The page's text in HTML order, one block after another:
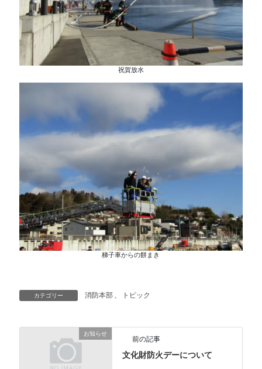
祝賀放水
梯子車からの餅まき
カテゴリー 消防本部 トピック
お知らせ
前の記事
文化財防火デーについて